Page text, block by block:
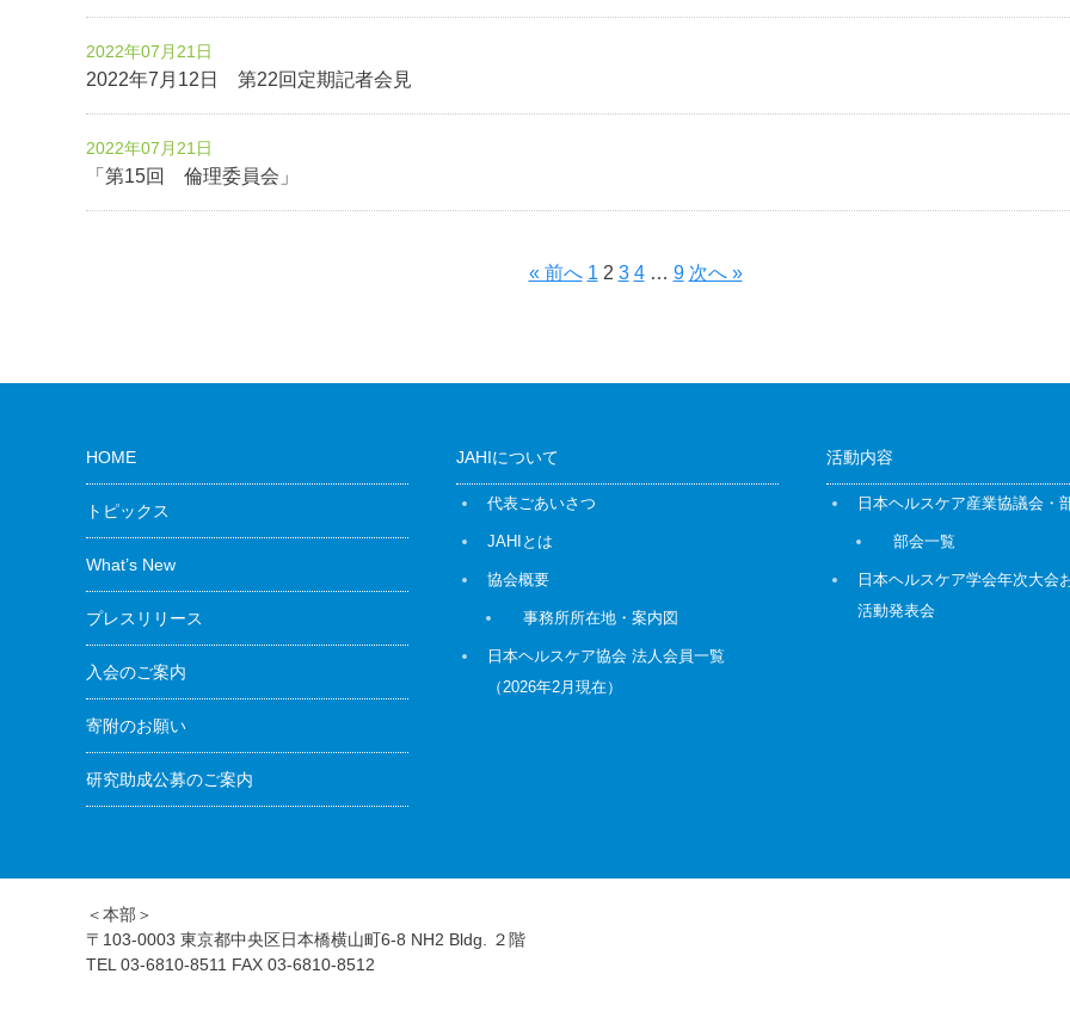
2022年07月21日
2022年7月12日 第22回定期記者会見
2022年07月21日
「第15回 倫理委員会」
« 前へ 1 2 3 4 … 9 次へ »
HOME
トピックス
What’s New
プレスリリース
入会のご案内
寄附のお願い
研究助成公募のご案内
JAHIについて
代表ごあいさつ
JAHIとは
協会概要
事務所所在地・案内図
日本ヘルスケア協会 法人会員一覧
（2026年2月現在）
活動内容
日本ヘルスケア産業協議会・
部会一覧
日本ヘルスケア学会年次大会
活動発表会
＜本部＞
〒103-0003 東京都中央区日本橋横山町6-8 NH2 Bldg. ２階
TEL 03-6810-8511 FAX 03-6810-8512